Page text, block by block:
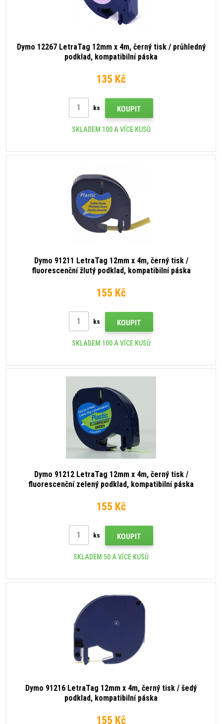
Dymo 12267 LetraTag 12mm x 4m, černý tisk / průhledný
podklad, kompatibilní páska
135 Kč
ks KOUPIT
SKLADEM 100 A VÍCE KUSŮ
Dymo 91211 LetraTag 12mm x 4m, černý tisk /
fluorescenční žlutý podklad, kompatibilní páska
155 Kč
ks KOUPIT
SKLADEM 100 A VÍCE KUSŮ
Dymo 91212 LetraTag 12mm x 4m, černý tisk /
fluorescenční zelený podklad, kompatibilní páska
155 Kč
ks KOUPIT
SKLADEM 50 A VÍCE KUSŮ
Dymo 91216 LetraTag 12mm x 4m, černý tisk / šedý
podklad, kompatibilní páska
155 Kč